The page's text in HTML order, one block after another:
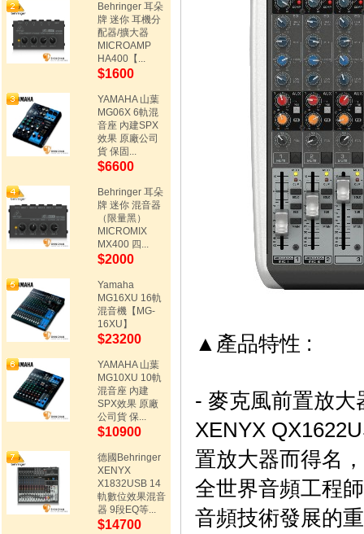
Behringer 耳朵
牌 迷你 耳機分
配器/擴大器
MICROAMP
HA400【...
$1600
YAMAHA 山葉
MG06X 6軌混
音座 內建SPX
效果 原廠公司
貨 保固...
$6600
Behringer 耳朵
牌 迷你 混音器
（限量黑）
MICROMIX
MX400 四...
$2000
Yamaha
MG16XU 16軌
混音機【MG-
16XU】
$23200
YAMAHA 山葉
MG10XU 10軌
混音座 內建
SPX效果 原廠
公司貨 保...
$10900
德國Behringer
XENYX
X1832USB 14
軌數位效果混音
器 9段EQ等...
$14700
▲ 產品特性 :
- 麥克風前置放
XENYX
置放大器而得名
全世界音頻工程
音頻技術發展的